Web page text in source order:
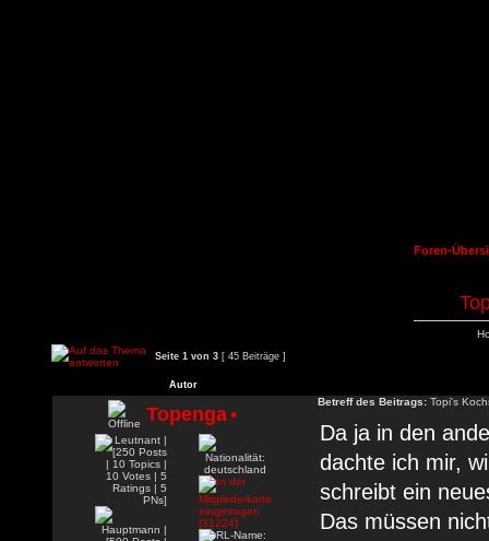
Foren-
Seite 1 von 3 [ 45 Beiträge ]
Autor
Topenga•
Betreff des Beitrags: Topi's
Da ja in den
dachte ich mir,
schreibt ein
Das müssen